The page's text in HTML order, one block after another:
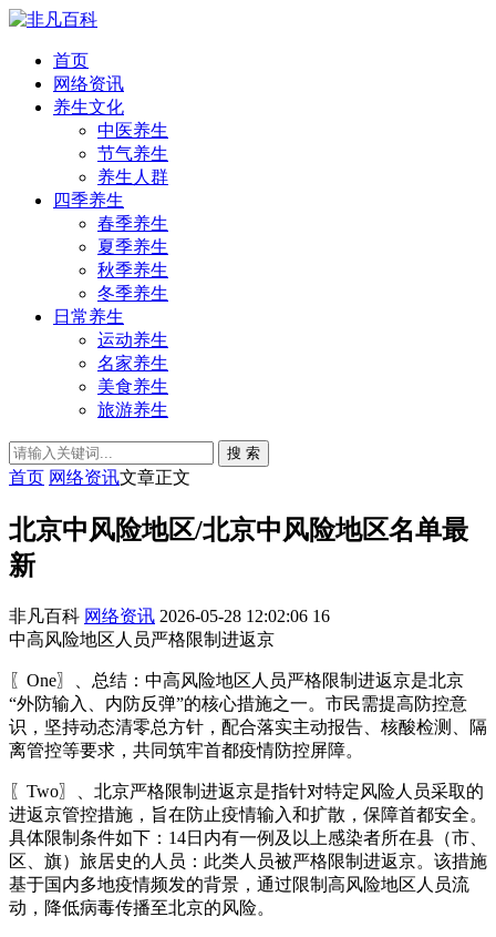
首页
网络资讯
养生文化
中医养生
节气养生
养生人群
四季养生
春季养生
夏季养生
秋季养生
冬季养生
日常养生
运动养生
名家养生
美食养生
旅游养生
搜 索
首页 网络资讯文章正文
北京中风险地区/北京中风险地区名单最
新
非凡百科 网络资讯 2026-05-28 12:02:06 16
中高风险地区人员严格限制进返京
〖One〗、总结：中高风险地区人员严格限制进返京是北京
“外防输入、内防反弹”的核心措施之一。市民需提高防控意
识，坚持动态清零总方针，配合落实主动报告、核酸检测、隔
离管控等要求，共同筑牢首都疫情防控屏障。
〖Two〗、北京严格限制进返京是指针对特定风险人员采取的
进返京管控措施，旨在防止疫情输入和扩散，保障首都安全。
具体限制条件如下：14日内有一例及以上感染者所在县（市、
区、旗）旅居史的人员：此类人员被严格限制进返京。该措施
基于国内多地疫情频发的背景，通过限制高风险地区人员流
动，降低病毒传播至北京的风险。